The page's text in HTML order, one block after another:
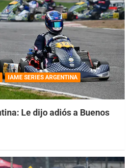
IAME SERIES ARGENTINA
Le dijo adiós a Buenos